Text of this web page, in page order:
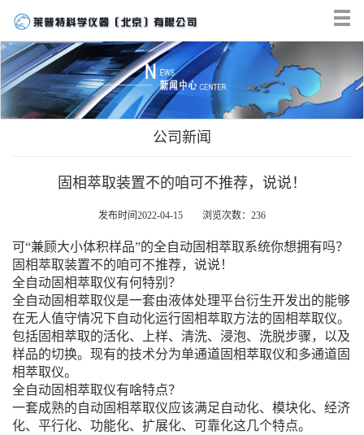
公司新闻
固相萃取装置不的咱可不推荐，说说！
发布时间2022-04-15 浏览次数：236
可“兼顾大小体积样品”的全自动固相萃取系统你想拥有吗？
固相萃取装置不的咱可不推荐，说说！
全自动固相萃取仪有何特别？
全自动固相萃取仪是一套由液体处理平台衍生开发出的能够
在无人值守情况下自动化运行固相萃取方法的固相萃取仪。
包括固相萃取的活化、上样、清洗、浸泡、洗脱步骤，以及
样品的切换。现有的技术分为单通道固相萃取仪和多通道固
相萃取仪。
全自动固相萃取仪有啥特点？
一套成熟的自动固相萃取仪应该满足自动化、模块化、经济
化、平行化、功能化、扩展化、可靠化这几个特点。